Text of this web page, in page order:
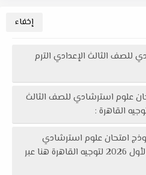
للصف الثالث الإعدادي الترم
علوم استرشادي للصف الثالث
امتحان علوم استرشادي
للصف الثالث الإعدادي الترم الأول 2026 لتوجيه القاهرة هنا عبر